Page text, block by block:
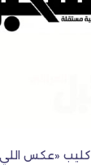
«عكس اللي